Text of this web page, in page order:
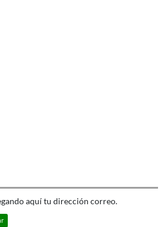
aquí tu dirección correo.